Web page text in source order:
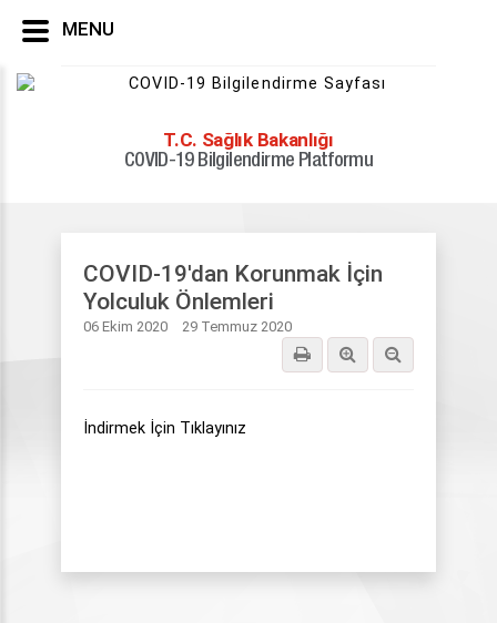
T.C. Sağlık Bakanlığı
COVID-19 Bilgilendirme Platformu
Yayınlar Videolar
Sosyal Medya Videoları
COVID-19'dan Korunmak İçin
Yolculuk Önlemleri
06 Ekim 2020 29 Temmuz 2020
İndirmek İçin Tıklayınız
MENU